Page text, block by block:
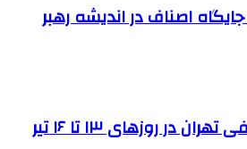
اصناف در اندیشه رهبر
اتحادیه های صنفی تهران در روزهای ۱۳ تا ۱۶ تیر